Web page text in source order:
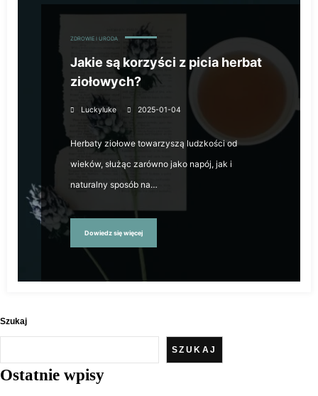
ZDROWIE I URODA
Jakie są korzyści z picia herbat
ziołowych?
Luckyluke 2025-01-04
Herbaty ziołowe towarzyszą ludzkości od
wieków, służąc zarówno jako napój, jak i
naturalny sposób na…
Dowiedz się więcej
Szukaj
SZUKAJ
Ostatnie wpisy